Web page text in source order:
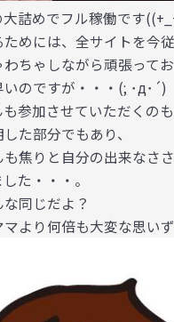
詰めでフル稼働です
めには、全サイトを今
ちゃしながら頑張ってお
のですが・・・(; ･д･´)
参加させていただくの
た部分でもあり、
焦りと自分の出来なさ
た・・・。
同じだよ？
より何倍も大変な思い